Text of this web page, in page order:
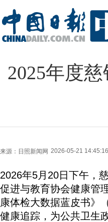
2025年度
来源： 日照新闻网 2026-05-21 14:45:16
2026年5月20日下午，
促进与教育协会健康管
康体检大数据蓝皮书》
健康追踪，为公共卫生